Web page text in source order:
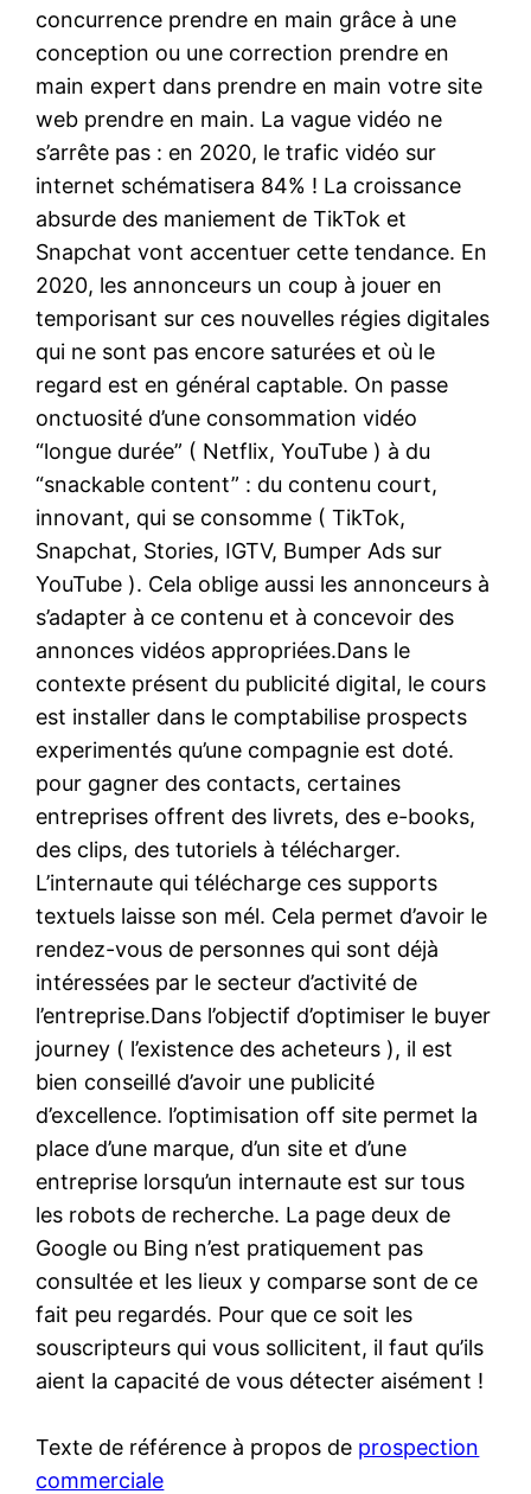
concurrence prendre en main grâce à une
conception ou une correction prendre en
main expert dans prendre en main votre site
web prendre en main. La vague vidéo ne
s’arrête pas : en 2020, le trafic vidéo sur
internet schématisera 84% ! La croissance
absurde des maniement de TikTok et
Snapchat vont accentuer cette tendance. En
2020, les annonceurs un coup à jouer en
temporisant sur ces nouvelles régies digitales
qui ne sont pas encore saturées et où le
regard est en général captable. On passe
onctuosité d’une consommation vidéo
“longue durée” ( Netflix, YouTube ) à du
“snackable content” : du contenu court,
innovant, qui se consomme ( TikTok,
Snapchat, Stories, IGTV, Bumper Ads sur
YouTube ). Cela oblige aussi les annonceurs à
s’adapter à ce contenu et à concevoir des
annonces vidéos appropriées.Dans le
contexte présent du publicité digital, le cours
est installer dans le comptabilise prospects
experimentés qu’une compagnie est doté.
pour gagner des contacts, certaines
entreprises offrent des livrets, des e-books,
des clips, des tutoriels à télécharger.
L’internaute qui télécharge ces supports
textuels laisse son mél. Cela permet d’avoir le
rendez-vous de personnes qui sont déjà
intéressées par le secteur d’activité de
l’entreprise.Dans l’objectif d’optimiser le buyer
journey ( l’existence des acheteurs ), il est
bien conseillé d’avoir une publicité
d’excellence. l’optimisation off site permet la
place d’une marque, d’un site et d’une
entreprise lorsqu’un internaute est sur tous
les robots de recherche. La page deux de
Google ou Bing n’est pratiquement pas
consultée et les lieux y comparse sont de ce
fait peu regardés. Pour que ce soit les
souscripteurs qui vous sollicitent, il faut qu’ils
aient la capacité de vous détecter aisément !
Texte de référence à propos de prospection
commerciale